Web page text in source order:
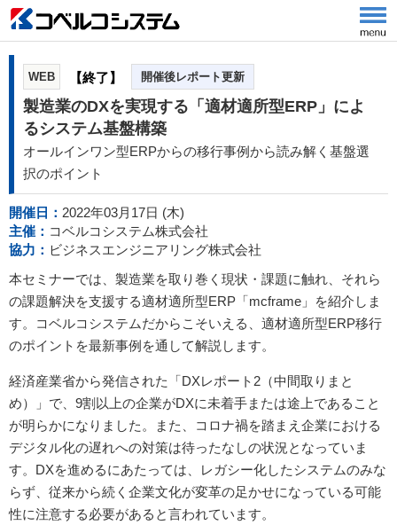
WEB 【終了】 開催後レポート更新
製造業のDXを実現する「適材適所型ERP」によ
るシステム基盤構築
オールインワン型ERPからの移行事例から読み解く基盤選
択のポイント
開催日： 2022年03月17日 (木)
主催： コベルコシステム株式会社
協力： ビジネスエンジニアリング株式会社
本セミナーでは、製造業を取り巻く現状・課題に触れ、それら
の課題解決を支援する適材適所型ERP「mcframe」を紹介しま
す。コベルコシステムだからこそいえる、適材適所型ERP移行
のポイントを最新事例を通して解説します。
経済産業省から発信された「DXレポート2（中間取りまと
め）」で、9割以上の企業がDXに未着手または途上であること
が明らかになりました。また、コロナ禍を踏まえ企業における
デジタル化の遅れへの対策は待ったなしの状況となっていま
す。DXを進めるにあたっては、レガシー化したシステムのみな
らず、従来から続く企業文化が変革の足かせになっている可能
性に注意する必要があると言われています。